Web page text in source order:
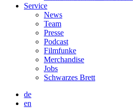
Ser­vice
News
Team
Pres­se
Pod­cast
Film­fun­ke
Mer­chan­di­se
Jobs
Schwar­zes Brett
de
en